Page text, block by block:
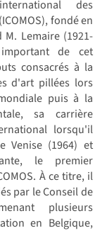
des
fondé en
M. Lemaire (1921-
de cet
consacrés à la
d'art pillées lors
puis à la
sa carrière
lorsqu'il
Venise (1964) et
le premier
À ce titre, il
par le Conseil de
plusieurs
en Belgique,